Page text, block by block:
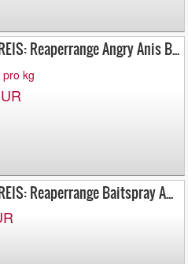
MESSEPREIS: Reaperrange Angry Anis Boilies 2,5 kg 20 mm
pro kg
MESSEPREIS: Reaperrange Baitspray Angry Anis